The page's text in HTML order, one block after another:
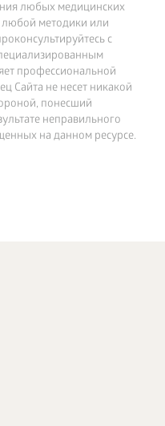
любых медицинских
методики или
с
профессиональной
Сайта не несет никакой
понесший
неправильного
на данном ресурсе.